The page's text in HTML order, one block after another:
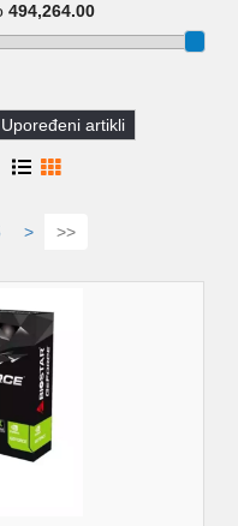
494,264.00
Upoređeni artikli
> >>